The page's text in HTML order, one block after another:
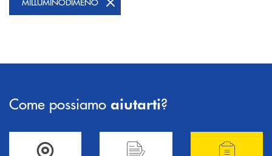
Come possiamo aiutarti?
Accedi all' elenco completo delle filiali .Hai bisogno di informazioni? Contattaci !
Hai bisogno di